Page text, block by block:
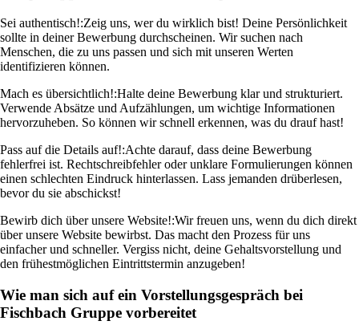
Sei authentisch!:Zeig uns, wer du wirklich bist! Deine Persönlichkeit
sollte in deiner Bewerbung durchscheinen. Wir suchen nach
Menschen, die zu uns passen und sich mit unseren Werten
identifizieren können.
Mach es übersichtlich!:Halte deine Bewerbung klar und strukturiert.
Verwende Absätze und Aufzählungen, um wichtige Informationen
hervorzuheben. So können wir schnell erkennen, was du drauf hast!
Pass auf die Details auf!:Achte darauf, dass deine Bewerbung
fehlerfrei ist. Rechtschreibfehler oder unklare Formulierungen können
einen schlechten Eindruck hinterlassen. Lass jemanden drüberlesen,
bevor du sie abschickst!
Bewirb dich über unsere Website!:Wir freuen uns, wenn du dich direkt
über unsere Website bewirbst. Das macht den Prozess für uns
einfacher und schneller. Vergiss nicht, deine Gehaltsvorstellung und
den frühestmöglichen Eintrittstermin anzugeben!
Wie man sich auf ein Vorstellungsgespräch bei
Fischbach Gruppe vorbereitet